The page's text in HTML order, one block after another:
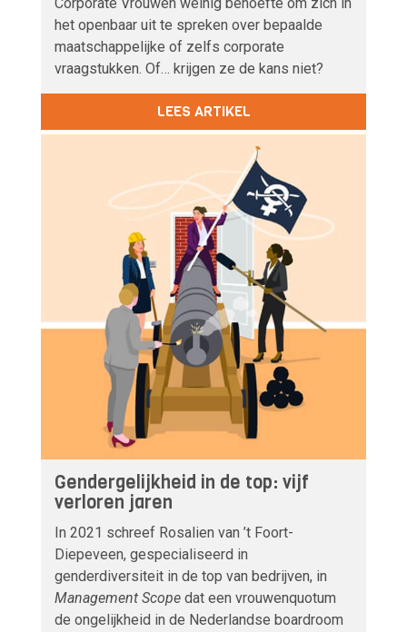
Corporate Vrouwen weinig behoefte om zich in
het openbaar uit te spreken over bepaalde
maatschappelijke of zelfs corporate
vraagstukken. Of… krijgen ze de kans niet?
LEES ARTIKEL
Gendergelijkheid in de top: vijf
verloren jaren
In 2021 schreef Rosalien van ’t Foort-
Diepeveen, gespecialiseerd in
genderdiversiteit in de top van bedrijven, in
Management Scope dat een vrouwenquotum
de ongelijkheid in de Nederlandse boardroom